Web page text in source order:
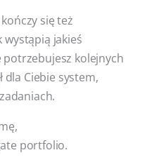
się też
wystąpią jakieś
kolejnych
dla Ciebie system,
portfolio.